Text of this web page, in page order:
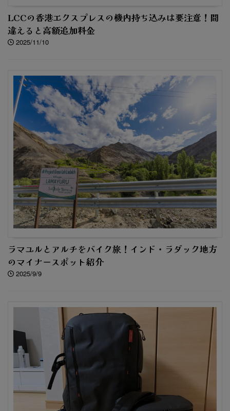
LCCの香港エクスプレスの機内持ち込みは要注意！間
違えると高額追加料金
2025/11/10
ラマユルとアルチをバイク旅！インド・ラダック地方
のマイナースポット紹介
2025/9/9